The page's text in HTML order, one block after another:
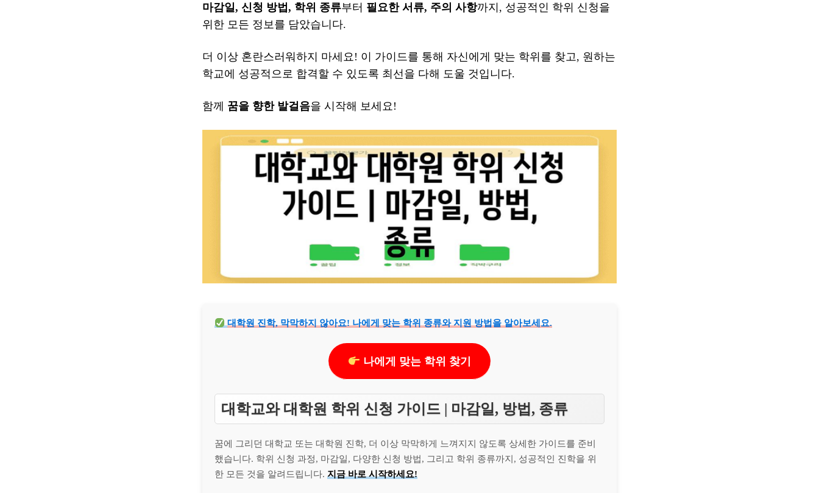
마감일, 신청 방법, 학위 종류부터 필요한 서류, 주의 사항까지, 성공적인 학위 신청을
위한 모든 정보를 담았습니다.
더 이상 혼란스러워하지 마세요! 이 가이드를 통해 자신에게 맞는 학위를 찾고, 원하는
학교에 성공적으로 합격할 수 있도록 최선을 다해 도울 것입니다.
함께 꿈을 향한 발걸음을 시작해 보세요!
대학원 진학, 막막하지 않아요! 나에게 맞는 학위 종류와 지원 방법을 알아보세요.
나에게 맞는 학위 찾기
대학교와 대학원 학위 신청 가이드 | 마감일, 방법, 종류
꿈에 그리던 대학교 또는 대학원 진학, 더 이상 막막하게 느껴지지 않도록 상세한 가이드를 준비
했습니다. 학위 신청 과정, 마감일, 다양한 신청 방법, 그리고 학위 종류까지, 성공적인 진학을 위
한 모든 것을 알려드립니다. 지금 바로 시작하세요!